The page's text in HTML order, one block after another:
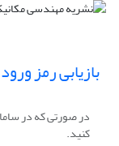
بازیابی رمز ورود
در صورتی که در
کنید.